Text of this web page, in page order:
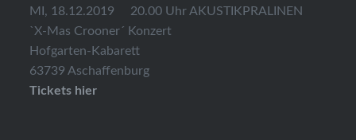
MI, 18.12.2019 20.00 Uhr AKUSTIKPRALINEN
`X-Mas Crooner´ Konzert
Hofgarten-Kabarett
63739 Aschaffenburg
Tickets hier